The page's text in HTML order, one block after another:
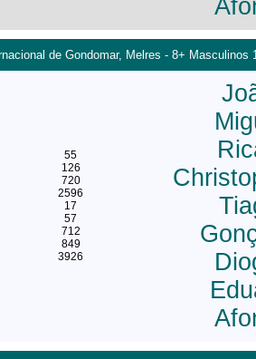
de Gondomar, Melres - 8+ Masculinos
55
126
720
2596
17
57
712
849
3926